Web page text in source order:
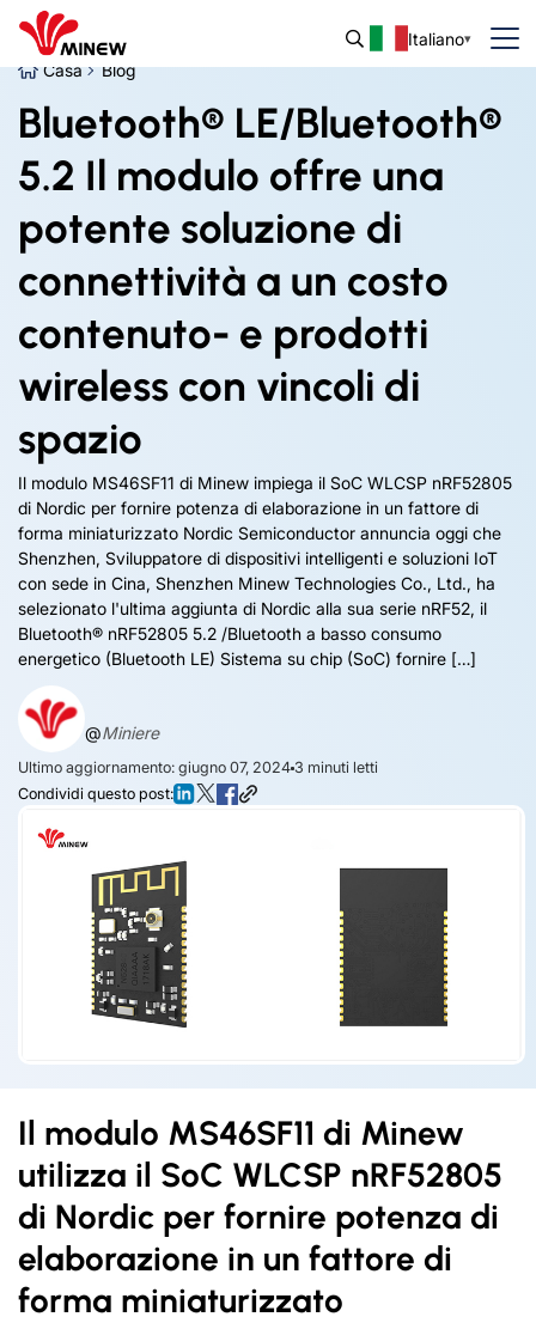
Italiano
Casa
Blog
Bluetooth® LE/Bluetooth®
5.2 Il modulo offre una
potente soluzione di
connettività a un costo
contenuto- e prodotti
wireless con vincoli di
spazio
Il modulo MS46SF11 di Minew impiega il SoC WLCSP nRF52805
di Nordic per fornire potenza di elaborazione in un fattore di
forma miniaturizzato Nordic Semiconductor annuncia oggi che
Shenzhen, Sviluppatore di dispositivi intelligenti e soluzioni IoT
con sede in Cina, Shenzhen Minew Technologies Co., Ltd., ha
selezionato l'ultima aggiunta di Nordic alla sua serie nRF52, il
Bluetooth® nRF52805 5.2 /Bluetooth a basso consumo
energetico (Bluetooth LE) Sistema su chip (SoC) fornire […]
@Miniere
Ultimo aggiornamento: giugno 07, 2024 3 minuti letti
Condividi questo post:
Il modulo MS46SF11 di Minew
utilizza il SoC WLCSP nRF52805
di Nordic per fornire potenza di
elaborazione in un fattore di
forma miniaturizzato